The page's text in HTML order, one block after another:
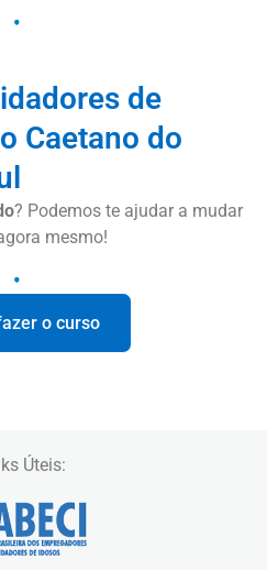
de
Caetano do
? Podemos te ajudar a mudar
mesmo!
o curso
Úteis: